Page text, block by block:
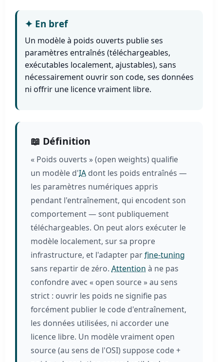
✦ En bref
Un modèle à poids ouverts publie ses
paramètres entraînés (téléchargeables,
exécutables localement, ajustables), sans
nécessairement ouvrir son code, ses données
ni offrir une licence vraiment libre.
📖 Définition
« Poids ouverts » (open weights) qualifie
un modèle d'IA dont les poids entraînés —
les paramètres numériques appris
pendant l'entraînement, qui encodent son
comportement — sont publiquement
téléchargeables. On peut alors exécuter le
modèle localement, sur sa propre
infrastructure, et l'adapter parfine-tuning
sans repartir de zéro.Attention à ne pas
confondre avec « open source » au sens
strict : ouvrir les poids ne signifie pas
forcément publier le code d'entraînement,
les données utilisées, ni accorder une
licence libre. Un modèle vraiment open
source (au sens de l'OSI) suppose code +